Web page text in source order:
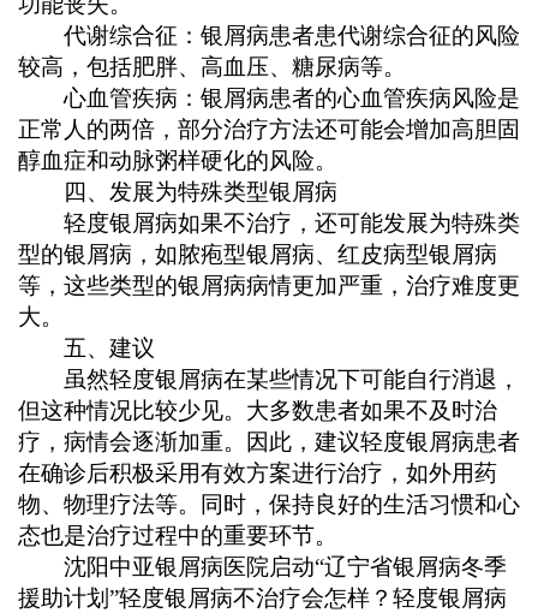
代谢综合征：银屑病患者患代谢综合征的风险
较高，包括肥胖、高血压、糖尿病等。
心血管疾病：银屑病患者的心血管疾病风险是
正常人的两倍，部分治疗方法还可能会增加高胆固
醇血症和动脉粥样硬化的风险。
四、发展为特殊类型银屑病
轻度银屑病如果不治疗，还可能发展为特殊类
型的银屑病，如脓疱型银屑病、红皮病型银屑病
等，这些类型的银屑病病情更加严重，治疗难度更
大。
五、建议
虽然轻度银屑病在某些情况下可能自行消退，
但这种情况比较少见。大多数患者如果不及时治
疗，病情会逐渐加重。因此，建议轻度银屑病患者
在确诊后积极采用有效方案进行治疗，如外用药
物、物理疗法等。同时，保持良好的生活习惯和心
态也是治疗过程中的重要环节。
沈阳中亚银屑病医院启动“辽宁省银屑病冬季
援助计划”轻度银屑病不治疗会怎样？轻度银屑病